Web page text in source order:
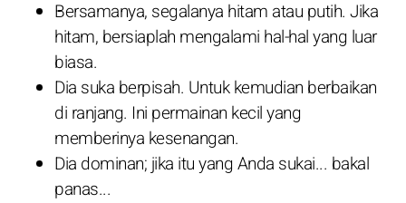
Bersamanya, segalanya hitam atau putih. Jika
hitam, bersiaplah mengalami hal-hal yang luar
biasa.
Dia suka berpisah. Untuk kemudian berbaikan
di ranjang. Ini permainan kecil yang
memberinya kesenangan.
Dia dominan; jika itu yang Anda sukai... bakal
panas...